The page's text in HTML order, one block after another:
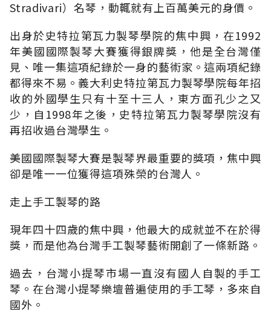
Stradivari）名琴，動輒就有上百萬美元的身價。
出身於史特拉第瓦力製琴學院的焦中興，在1992
年美國國際製琴大賽獲得銀牌獎，他是全台灣僅
見、唯一集這項紀錄於一身的藝術家。這兩項紀錄
都得來不易。義大利史特拉第瓦力製琴學院每年招
收的外國學生只有十至十三人，東方面孔少之又
少，自1998年之後，史特拉第瓦力製琴學院沒有
再招收過台灣學生。
美國國際製琴大賽是製琴界最重要的獎項，焦中興
卻是唯一一位獲得這項殊榮的台灣人。
走上手工製琴的路
現年四十四歲的焦中興，他最大的成就並不在於得
獎，而是他為台灣手工製琴藝術開創了一條新路。
過去，台灣小提琴市場一直沒有國人自製的手工
琴。在台灣小提琴樂壇普遍使用的手工琴，多來自
國外。